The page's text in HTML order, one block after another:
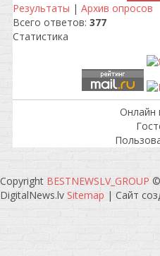
Результаты | Архив опросов
Всего ответов: 377
Статистика
Онлайн
Copyright BESTNEWSLV_GROUP
DigitalNews.lv Sitemap | Сайт